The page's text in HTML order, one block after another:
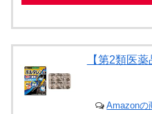
【第2類医
Amazonの